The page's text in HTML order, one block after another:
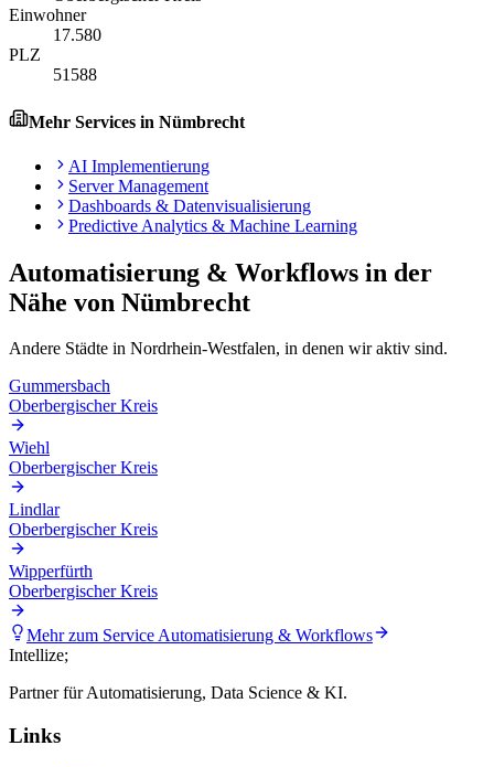
Einwohner
17.580
PLZ
51588
Mehr Services in Nümbrecht
AI Implementierung
Server Management
Dashboards & Datenvisualisierung
Predictive Analytics & Machine Learning
Automatisierung & Workflows in der
Nähe von Nümbrecht
Andere Städte in Nordrhein-Westfalen, in denen wir aktiv sind.
Gummersbach
Oberbergischer Kreis
Wiehl
Oberbergischer Kreis
Lindlar
Oberbergischer Kreis
Wipperfürth
Oberbergischer Kreis
Mehr zum ServiceAutomatisierung & Workflows
Intellize;
Partner für Automatisierung, Data Science & KI.
Links